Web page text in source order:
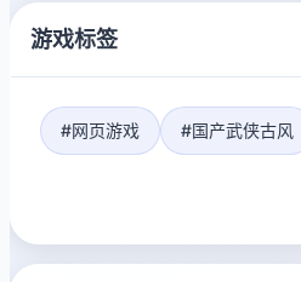
游戏标签
#网页游戏 #国产武侠古风